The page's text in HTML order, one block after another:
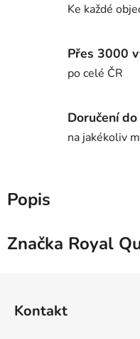
Ke každé
Přes 3000
po celé ČR
Doručení
na jakékoliv
Popis
Značka Royal
Kontakt